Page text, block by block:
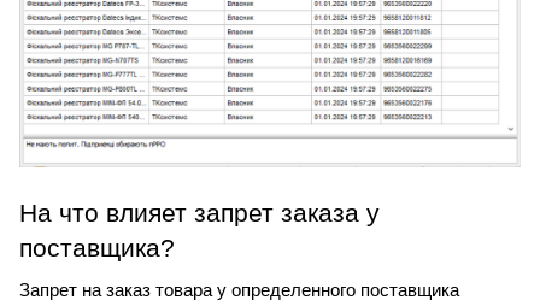
На что влияет запрет заказа у
поставщика?
Запрет на заказ товара у определенного поставщика